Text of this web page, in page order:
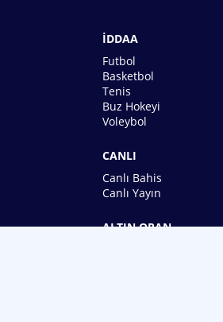
İDDAA
Futbol
Basketbol
Tenis
Buz Hokeyi
Voleybol
CANLI
Canlı Bahis
Canlı Yayın
ALTIN ORAN